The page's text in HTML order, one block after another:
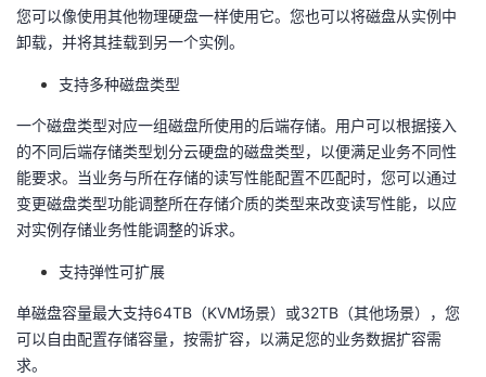
动
关
注
的
开
发
者
堂
我
我
的
Programs
我
的
支
的
我
您可以像使用其他物理硬盘一样使用它。您也可以将磁盘从实例中
卸载，并将其挂载到另一个实例。
支持多种磁盘类型
一个磁盘类型对应一组磁盘所使用的后端存储。用户可以根据接入
的不同后端存储类型划分云硬盘的磁盘类型，以便满足业务不同性
能要求。当业务与所在存储的读写性能配置不匹配时，您可以通过
变更磁盘类型功能调整所在存储介质的类型来改变读写性能，以应
对实例存储业务性能调整的诉求。
支持弹性可扩展
单磁盘容量最大支持64TB （KVM场景）或32TB （其他场景），您
可以自由配置存储容量，按需扩容，以满足您的业务数据扩容需
求。